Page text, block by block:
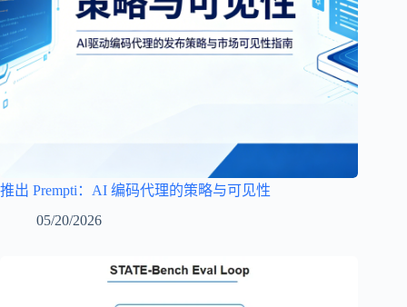
推出 Prempti：AI 编码代理的策略与可见性
05/20/2026